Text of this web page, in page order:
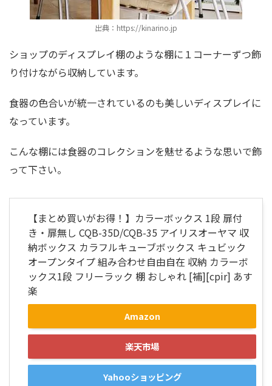
出典：https://kinarino.jp
ショップのディスプレイ棚のような棚に１コーナーずつ飾
り付けながら収納しています。
食器の色合いが統一されているのも美しいディスプレイに
なっています。
こんな棚には食器のコレクションを魅せるような思いで飾
って下さい。
【まとめ買いがお得！】カラーボックス 1段 扉付
き・扉無し CQB-35D/CQB-35 アイリスオーヤマ 収
納ボックス カラフルキューブボックス キュビック
オープンタイプ 組み合わせ自由自在 収納 カラーボ
ックス1段 フリーラック 棚 おしゃれ [補][cpir] あす
楽
Amazon
楽天市場
Yahooショッピング